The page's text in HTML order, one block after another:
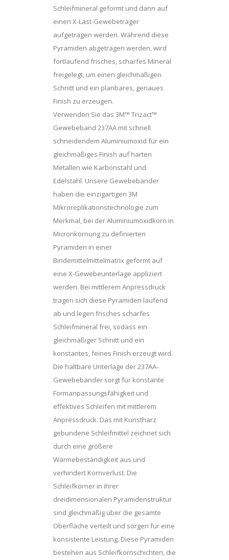
Schleifmineral geformt und dann auf
einen X-Last-Gewebeträger
aufgetragen werden. Während diese
Pyramiden abgetragen werden, wird
fortlaufend frisches, scharfes Mineral
freigelegt, um einen gleichmäßigen
Schnitt und ein planbares, genaues
Finish zu erzeugen.
Verwenden Sie das 3M™ Trizact™
Gewebeband 237AA mit schnell
schneidendem Aluminiumoxid für ein
gleichmäßiges Finish auf harten
Metallen wie Karbonstahl und
Edelstahl. Unsere Gewebebänder
haben die einzigartigen 3M
Mikroreplikationstechnologie zum
Merkmal, bei der Aluminiumoxidkorn in
Micronkörnung zu definierten
Pyramiden in einer
Bindemittelmittelmatrix geformt auf
eine X-Gewebeunterlage appliziert
werden. Bei mittlerem Anpressdruck
tragen sich diese Pyramiden laufend
ab und legen frisches scharfes
Schleifmineral frei, sodass ein
gleichmäßiger Schnitt und ein
konstantes, feines Finish erzeugt wird.
Die haltbare Unterlage der 237AA-
Gewebebänder sorgt für konstante
Formanpassungsfähigkeit und
effektives Schleifen mit mittlerem
Anpressdruck. Das mit Kunstharz
gebundene Schleifmittel zeichnet sich
durch eine größere
Wärmebeständigkeit aus und
verhindert Kornverlust. Die
Schleifkörner in ihrer
dreidimensionalen Pyramidenstruktur
sind gleichmäßig über die gesamte
Oberfläche verteilt und sorgen für eine
konsistente Leistung. Diese Pyramiden
bestehen aus Schleifkornschichten, die